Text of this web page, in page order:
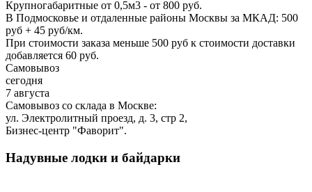
Крупногабаритные от 0,5м3 - от 800 руб.
В Подмосковье и отдаленные районы Москвы за МКАД: 500
руб + 45 руб/км.
При стоимости заказа меньше 500 руб к стоимости доставки
добавляется 60 руб.
Самовывоз
сегодня
7 августа
Самовывоз со склада в Москве:
ул. Электролитный проезд, д. 3, стр 2,
Бизнес-центр "Фаворит".
Надувные лодки и байдарки